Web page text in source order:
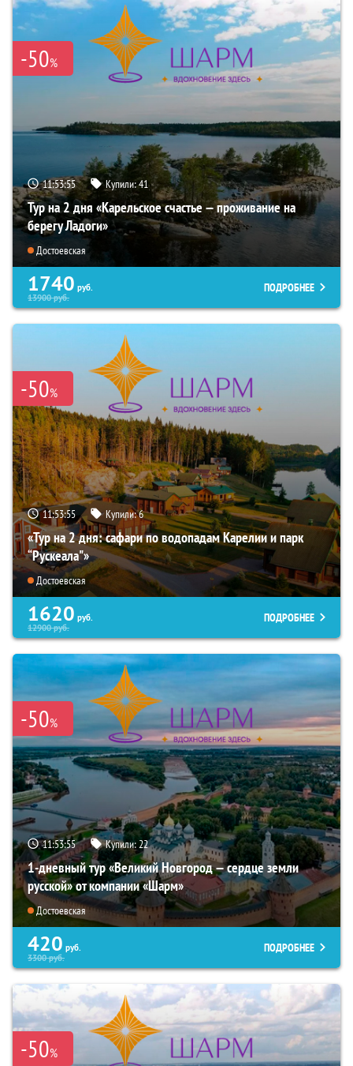
-50%
11:53:54 Купили:41
Тур на 2 дня «Карельское счастье — проживание на
берегу Ладоги»
Достоевская
1740 руб.
13900руб.
ПОДРОБНЕЕ
-50%
11:53:54 Купили:6
«Тур на 2 дня: сафари по водопадам Карелии и парк
“Рускеала"»
Достоевская
1620 руб.
12900руб.
ПОДРОБНЕЕ
-50%
11:53:54 Купили:22
1-дневный тур «Великий Новгород — сердце земли
русской» от компании «Шарм»
Достоевская
420 руб.
3300руб.
ПОДРОБНЕЕ
-50%